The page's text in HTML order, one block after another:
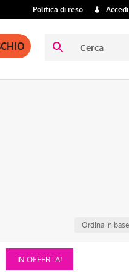
Politica di reso Accedi
IN OFFERTA!
Questo
prodotto